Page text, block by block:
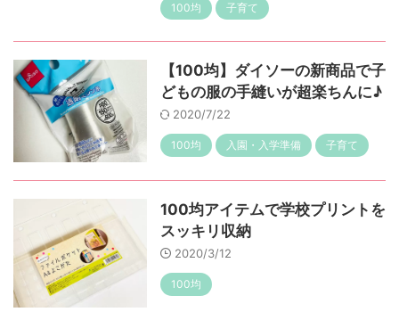
100均 子育て
【100均】ダイソーの新商品で子
どもの服の手縫いが超楽ちんに♪
2020/7/22
100均 入園・入学準備 子育て
100均アイテムで学校プリントを
スッキリ収納
2020/3/12
100均